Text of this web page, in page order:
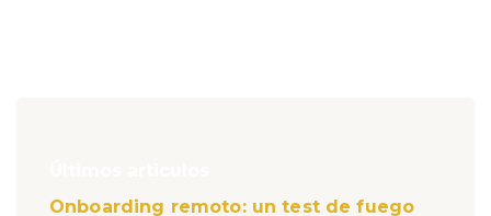
Onboarding remoto: un test de fuego